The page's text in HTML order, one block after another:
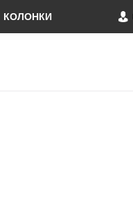
КОЛОНКИ